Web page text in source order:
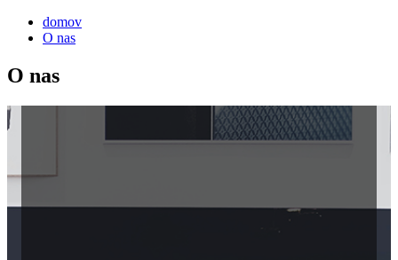
domov
O nas
O nas